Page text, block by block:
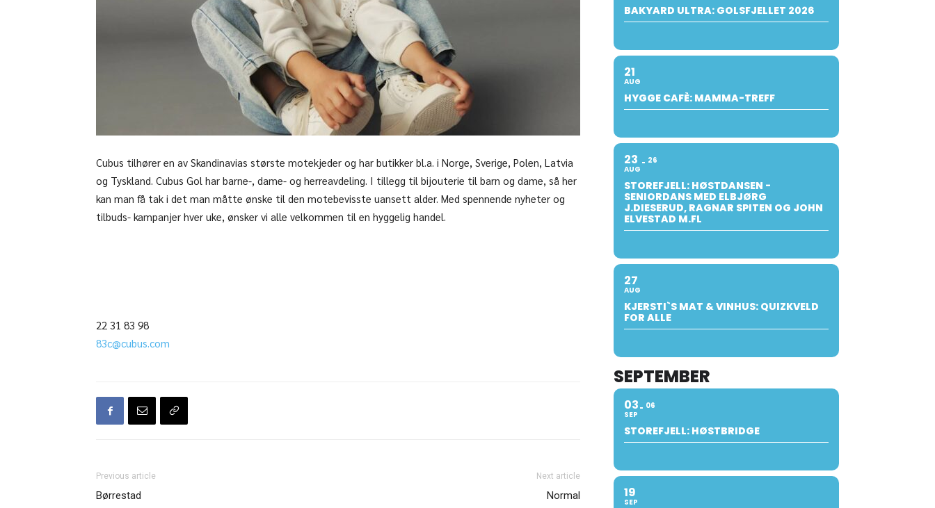
Cubus tilhører en av Skandinavias største motekjeder og har butikker bl.a. i Norge, Sverige, Polen, Latvia
og Tyskland. Cubus Gol har barne-, dame- og herreavdeling. I tillegg til bijouterie til barn og dame, så her
kan man få tak i det man måtte ønske til den motebevisste uansett alder. Med spennende nyheter og
tilbuds- kampanjer hver uke, ønsker vi alle velkommen til en hyggelig handel.
22 31 83 98
83c@cubus.com
Previous article
Børrestad
Next article
Normal
BAKYARD ULTRA: GOLSFJELLET 2026
21
AUG
HYGGE CAFÈ: MAMMA-TREFF
23
AUG
26
STOREFJELL: HØSTDANSEN -
SENIORDANS MED ELBJØRG
J.DIESERUD, RAGNAR SPITEN OG JOHN
ELVESTAD M.FL
27
AUG
KJERSTI`S MAT & VINHUS: QUIZKVELD
FOR ALLE
SEPTEMBER
03
SEP
06
STOREFJELL: HØSTBRIDGE
19
SEP